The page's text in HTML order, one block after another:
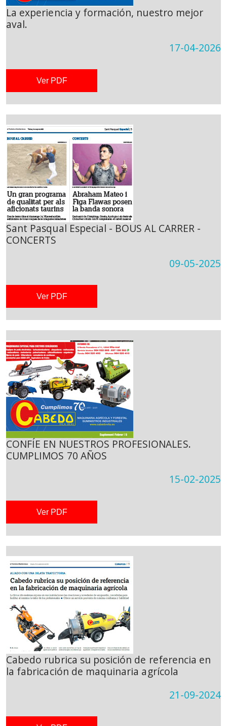
La experiencia y formación, nuestro mejor
aval.
17-04-2026
Ver PDF
Sant Pasqual Especial - BOUS AL CARRER -
CONCERTS
09-05-2025
Ver PDF
CONFÍE EN NUESTROS PROFESIONALES.
CUMPLIMOS 70 AÑOS
15-02-2025
Ver PDF
Cabedo rubrica su posición de referencia en
la fabricación de maquinaria agrícola
21-09-2024